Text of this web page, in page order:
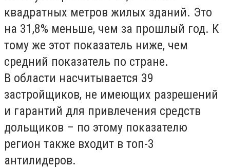
квадратных метров жилых зданий. Это
на 31,8% меньше, чем за прошлый год. К
тому же этот показатель ниже, чем
средний показатель по стране.
В области насчитывается 39
застройщиков, не имеющих разрешений
и гарантий для привлечения средств
дольщиков – по этому показателю
регион также входит в топ-3
антилидеров.